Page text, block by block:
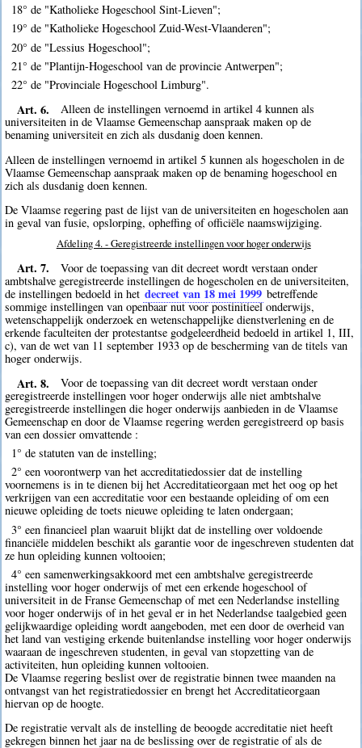
18° de "Katholieke Hogeschool Sint-Lieven";
19° de "Katholieke Hogeschool Zuid-West-Vlaanderen";
20° de "Lessius Hogeschool";
21° de "Plantijn-Hogeschool van de provincie Antwerpen";
22° de "Provinciale Hogeschool Limburg".
Art. 6.
Alleen de instellingen vernoemd in artikel 4 kunnen als
universiteiten in de Vlaamse Gemeenschap aanspraak maken op de
benaming universiteit en zich als dusdanig doen kennen.
Alleen de instellingen vernoemd in artikel 5 kunnen als hogescholen in de
Vlaamse Gemeenschap aanspraak maken op de benaming hogeschool en
zich als dusdanig doen kennen.
De Vlaamse regering past de lijst van de universiteiten en hogescholen aan
in geval van fusie, opslorping, opheffing of officiële naamswijziging.
Afdeling 4. - Geregistreerde instellingen voor hoger onderwijs
Art. 7.
Voor de toepassing van dit decreet wordt verstaan onder
ambtshalve geregistreerde instellingen de hogescholen en de universiteiten,
de instellingen bedoeld in het decreet van 18 mei 1999 betreffende
sommige instellingen van openbaar nut voor postinitieel onderwijs,
wetenschappelijk onderzoek en wetenschappelijke dienstverlening en de
erkende faculteiten der protestantse godgeleerdheid bedoeld in artikel 1, III,
c), van de wet van 11 september 1933 op de bescherming van de titels van
hoger onderwijs.
Art. 8.
Voor de toepassing van dit decreet wordt verstaan onder
geregistreerde instellingen voor hoger onderwijs alle niet ambtshalve
geregistreerde instellingen die hoger onderwijs aanbieden in de Vlaamse
Gemeenschap en door de Vlaamse regering werden geregistreerd op basis
van een dossier omvattende :
1° de statuten van de instelling;
2° een voorontwerp van het accreditatiedossier dat de instelling
voornemens is in te dienen bij het Accreditatieorgaan met het oog op het
verkrijgen van een accreditatie voor een bestaande opleiding of om een
nieuwe opleiding de toets nieuwe opleiding te laten ondergaan;
3° een financieel plan waaruit blijkt dat de instelling over voldoende
financiële middelen beschikt als garantie voor de ingeschreven studenten dat
ze hun opleiding kunnen voltooien;
4° een samenwerkingsakkoord met een ambtshalve geregistreerde
instelling voor hoger onderwijs of met een erkende hogeschool of
universiteit in de Franse Gemeenschap of met een Nederlandse instelling
voor hoger onderwijs of in het geval er in het Nederlandse taalgebied geen
gelijkwaardige opleiding wordt aangeboden, met een door de overheid van
het land van vestiging erkende buitenlandse instelling voor hoger onderwijs
waaraan de ingeschreven studenten, in geval van stopzetting van de
activiteiten, hun opleiding kunnen voltooien.
De Vlaamse regering beslist over de registratie binnen twee maanden na
ontvangst van het registratiedossier en brengt het Accreditatieorgaan
hiervan op de hoogte.
De registratie vervalt als de instelling de beoogde accreditatie niet heeft
gekregen binnen het jaar na de beslissing over de registratie of als de